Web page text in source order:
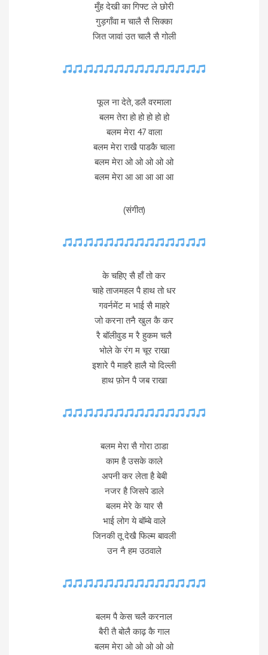
मुँह देखी का गिफ्ट ले छोरी
गुड़गाँवा म चालै सै सिक्का
जित जावां उत चालै सै गोली
फूल ना देते, डलै वरमाला
बलम तेरा हो हो हो हो हो
बलम मेरा 47 वाला
बलम मेरा राखै पाडकै चाला
बलम मेरा ओ ओ ओ ओ ओ
बलम मेरा आ आ आ आ आ
(संगीत)
के चहिए सै हाँ तो कर
चाहे ताजमहल पै हाथ तो धर
गवर्नमेंट म भाई सै माहरे
जो करना तनै खुल कै कर
रै बॉलीवुड म रै हुकम चलै
भोले के रंग म चूर राखा
इशारे पै माहरै हालै यो दिल्ली
हाथ फ़ोन पै जब राखा
बलम मेरा सै गोरा ठाडा
काम है उसके काले
अपनी कर लेता है बेबी
नजर है जिसपे डाले
बलम मेरे के यार सै
भाई लोग ये बॉम्बे वाले
जिनकी तू देखै फिल्म बावली
उन नै हम उठवाले
बलम पै केस चलै करनाल
बैरी तै बोलै काढ़ कै गाल
बलम मेरा ओ ओ ओ ओ ओ